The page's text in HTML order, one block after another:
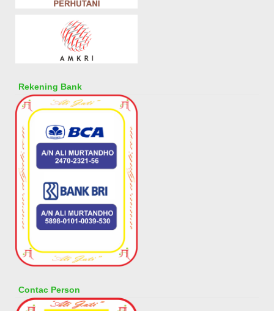
Rekening Bank
Contac Person